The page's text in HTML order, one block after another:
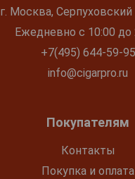
г. Москва, Серпуховский
Ежедневно с 10:00 до
+7(495) 644-59-95
info@cigarpro.ru
Покупателям
Контакты
Покупка и оплата